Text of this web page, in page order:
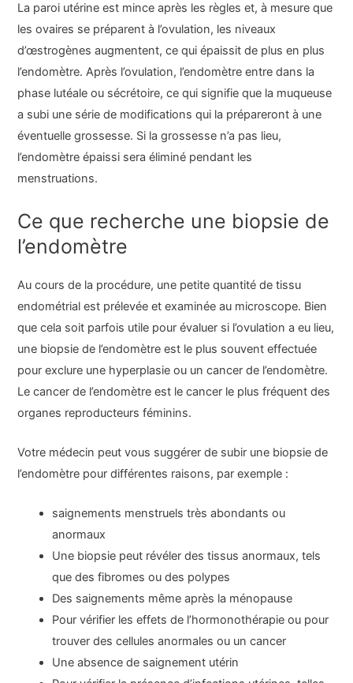
La paroi utérine est mince après les règles et, à mesure que
les ovaires se préparent à l’ovulation, les niveaux
d’œstrogènes augmentent, ce qui épaissit de plus en plus
l’endomètre. Après l’ovulation, l’endomètre entre dans la
phase lutéale ou sécrétoire, ce qui signifie que la muqueuse
a subi une série de modifications qui la prépareront à une
éventuelle grossesse. Si la grossesse n’a pas lieu,
l’endomètre épaissi sera éliminé pendant les
menstruations.
Ce que recherche une biopsie de
l’endomètre
Au cours de la procédure, une petite quantité de tissu
endométrial est prélevée et examinée au microscope. Bien
que cela soit parfois utile pour évaluer si l’ovulation a eu lieu,
une biopsie de l’endomètre est le plus souvent effectuée
pour exclure une hyperplasie ou un cancer de l’endomètre.
Le cancer de l’endomètre est le cancer le plus fréquent des
organes reproducteurs féminins.
Votre médecin peut vous suggérer de subir une biopsie de
l’endomètre pour différentes raisons, par exemple :
saignements menstruels très abondants ou
anormaux
Une biopsie peut révéler des tissus anormaux, tels
que des fibromes ou des polypes
Des saignements même après la ménopause
Pour vérifier les effets de l’hormonothérapie ou pour
trouver des cellules anormales ou un cancer
Une absence de saignement utérin